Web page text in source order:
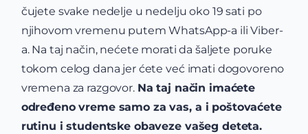
čujete svake nedelje u nedelju oko 19 sati po
njihovom vremenu putem WhatsApp-a ili Viber-
a. Na taj način, nećete morati da šaljete poruke
tokom celog dana jer ćete već imati dogovoreno
vremena za razgovor. Na taj način imaćete
određeno vreme samo za vas, a i poštovaćete
rutinu i studentske obaveze vašeg deteta.